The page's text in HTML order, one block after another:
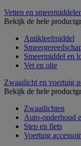
Vetten en
Bekijk de hele
Antikleefmiddel
Smeermiddel en
Vet en olie
Zwaailicht en voertuig
Bekijk de hele
Zwaailichten
Auto-onderhoud
Step en fiets
Voertuig